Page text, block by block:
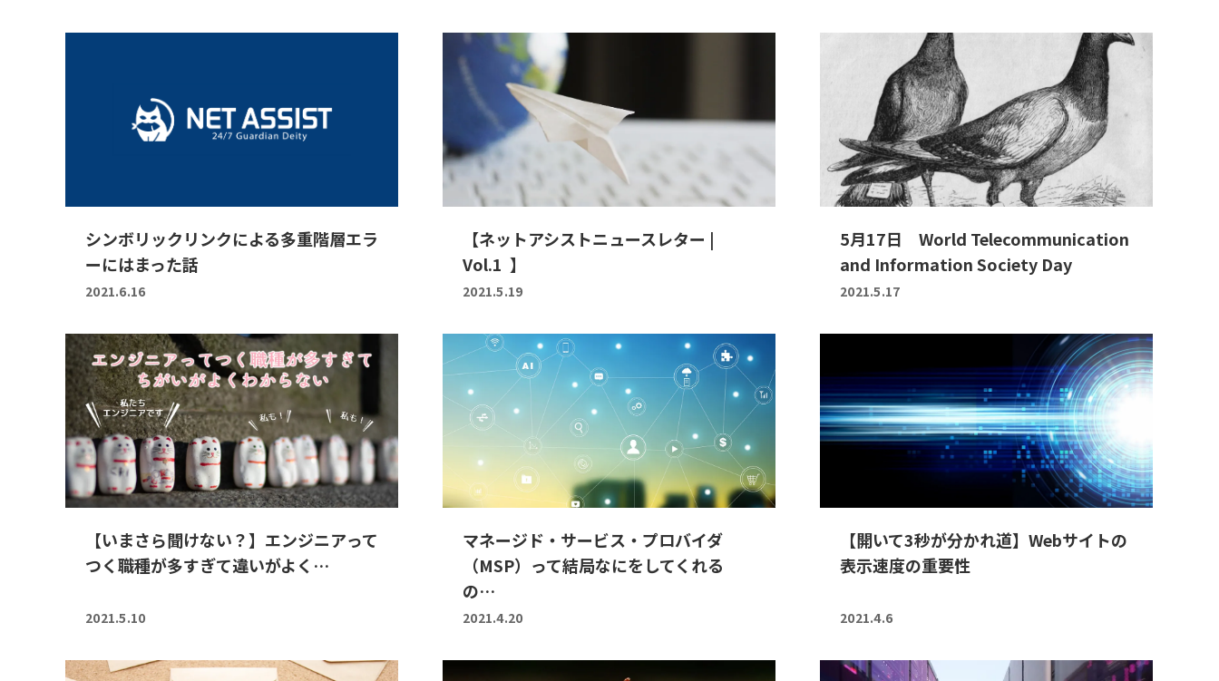
シンボリックリンクによる多重階層エラ
ーにはまった話
2021.6.16
【ネットアシストニュースレター |
Vol.1 】
2021.5.19
5月17日 World Telecommunication
and Information Society Day
2021.5.17
【いまさら聞けない？】エンジニアって
つく職種が多すぎて違いがよく…
2021.5.10
マネージド・サービス・プロバイダ
（MSP）って結局なにをしてくれる
の…
2021.4.20
【開いて3秒が分かれ道】Webサイトの
表示速度の重要性
2021.4.6